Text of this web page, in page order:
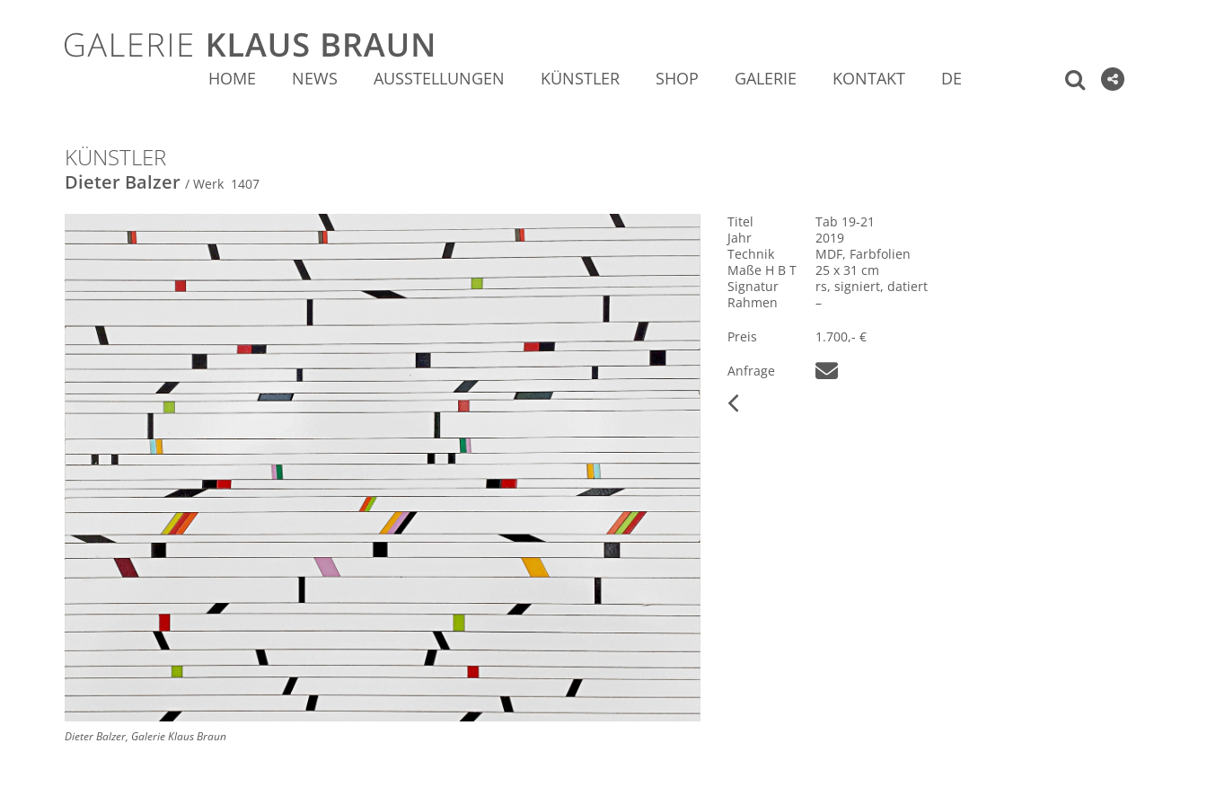
HOME NEWS AUSSTELLUNGEN KÜNSTLER SHOP GALERIE KONTAKT DE
KÜNSTLER
Dieter Balzer / Werk 1407
Dieter Balzer, Galerie Klaus Braun
Titel
Tab 19-21
Jahr
2019
Technik
MDF, Farbfolien
Maße H B T
25 x 31 cm
Signatur
rs, signiert, datiert
Rahmen
–
Preis
1.700,- €
Anfrage